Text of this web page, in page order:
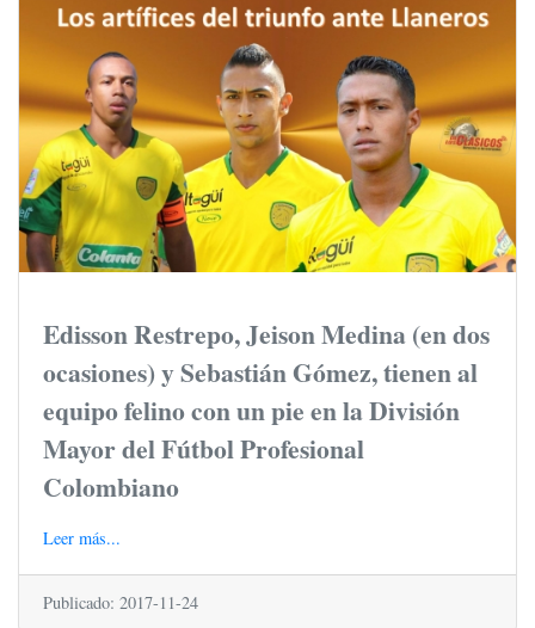
Edisson Restrepo, Jeison Medina (en dos
ocasiones) y Sebastián Gómez, tienen al
equipo felino con un pie en la División
Mayor del Fútbol Profesional
Colombiano
Leer más...
Publicado: 2017-11-24